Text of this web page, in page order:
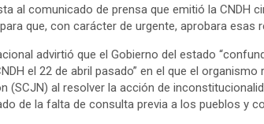
al comunicado de prensa que emitió la CNDH
que, con carácter de urgente, aprobara esas
advirtió que el Gobierno del estado
el 22 de abril pasado” en el que el
(SCJN) al resolver la acción de
de la falta de consulta previa a los pueblos y